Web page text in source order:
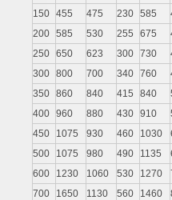
150 455 475 230 585
200 585 530 255 675
250 650 623 300 730
300 800 700 340 760
350 860 840 415 840
400 960 880 430 910
450
1075 930 460 1030
500
1075 980 490 1135
600
1230 1060 530 1270
700
1650 1130 560 1460